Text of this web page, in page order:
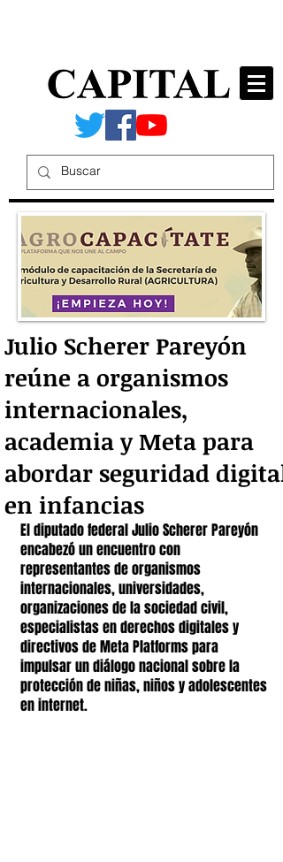
Julio Scherer Pareyón
reúne a organismos
internacionales,
academia y Meta para
abordar seguridad digital
en infancias
El diputado federal Julio Scherer Pareyón
encabezó un encuentro con
representantes de organismos
internacionales, universidades,
organizaciones de la sociedad civil,
especialistas en derechos digitales y
directivos de Meta Platforms para
impulsar un diálogo nacional sobre la
protección de niñas, niños y adolescentes
en internet.